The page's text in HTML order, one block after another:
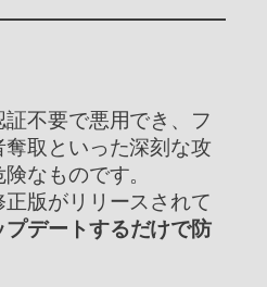
不要で悪用でき、フ
取といった深刻な攻
なものです。
版がリリースされて
デートするだけで防